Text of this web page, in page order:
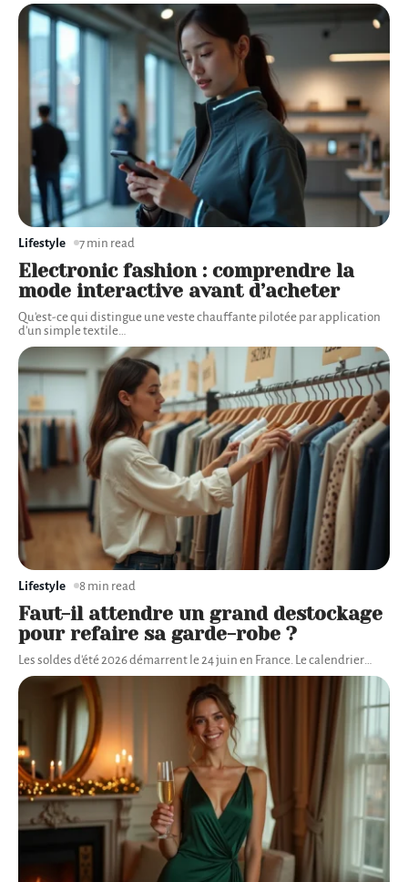
Electronic fashion : comprendre la
mode interactive avant d’acheter
Qu'est-ce qui distingue une veste chauffante pilotée par application
d'un simple textile
Lifestyle 7 min read
Faut-il attendre un grand destockage
pour refaire sa garde-robe ?
Les soldes d'été 2026 démarrent le 24 juin en France. Le calendrier
Lifestyle 8 min read